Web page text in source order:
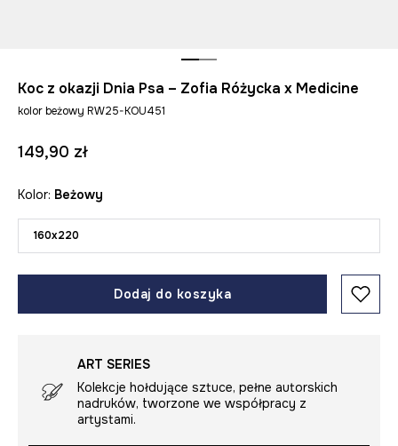
Koc z okazji Dnia Psa – Zofia Różycka x Medicine
kolor beżowy RW25-KOU451
149,90 zł
Kolor: beżowy
160x220
Dodaj do koszyka
ART SERIES
Kolekcje hołdujące sztuce, pełne autorskich
nadruków, tworzone we współpracy z
artystami.